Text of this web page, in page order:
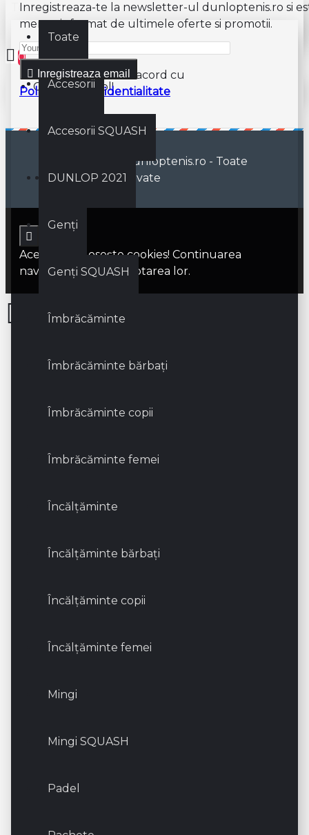
Toate
Toate
Accesorii
Accesorii SQUASH
DUNLOP 2021
Genți
Genți SQUASH
Îmbrăcăminte
Îmbrăcăminte bărbați
Îmbrăcăminte copii
Îmbrăcăminte femei
Încălțăminte
Încălțăminte bărbați
Încălțăminte copii
Încălțăminte femei
Mingi
Mingi SQUASH
Padel
0
Coșul este gol!
Inregistreaza-te la newsletter-ul dunloptenis.ro si
mereu informat de ultimele oferte si promotii.
Inregistreaza email
Am citit şi sunt de acord cu
Politica de confidentialitate
© 2019 - 2023 dunloptenis.ro - Toate
drepturile rezervate
Acest site foloseşte cookies! Continuarea
navigării implică acceptarea lor.